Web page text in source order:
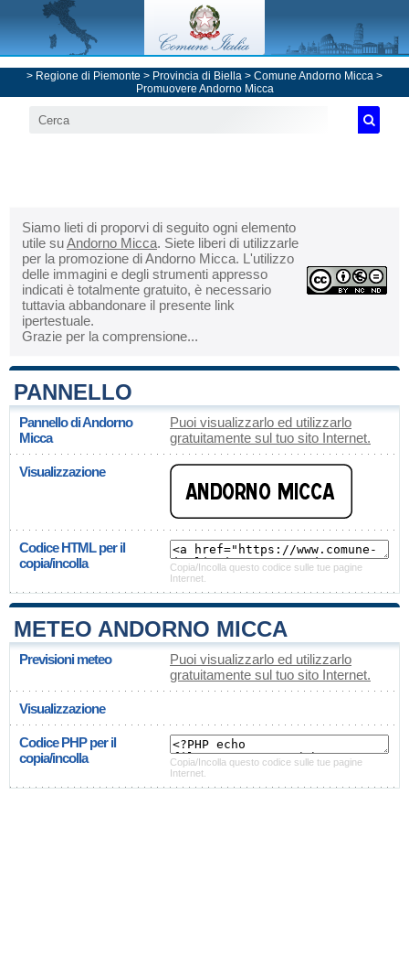
> Regione di Piemonte > Provincia di Biella > Comune Andorno Micca >
Promuovere Andorno Micca
Siamo lieti di proporvi di seguito ogni elemento
utile suAndorno Micca. Siete liberi di utilizzarle
per la promozione di Andorno Micca. L'utilizzo
delle immagini e degli strumenti appresso
indicati è totalmente gratuito, è necessario
tuttavia abbandonare il presente link
ipertestuale.
Grazie per la comprensione...
PANNELLO
Pannello di Andorno
Micca
Puoi visualizzarlo ed utilizzarlo
gratuitamente sul tuo sito Internet.
Visualizzazione
Codice HTML per il
copia/incolla
Copia/Incolla questo codice sulle tue pagine
Internet.
METEO ANDORNO MICCA
Previsioni meteo
Puoi visualizzarlo ed utilizzarlo
gratuitamente sul tuo sito Internet.
Visualizzazione
Codice PHP per il
copia/incolla
Copia/Incolla questo codice sulle tue pagine
Internet.